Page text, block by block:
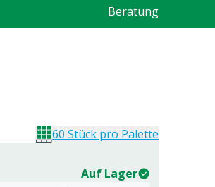
Beratung
Auf Lager
60 Stück pro Palette